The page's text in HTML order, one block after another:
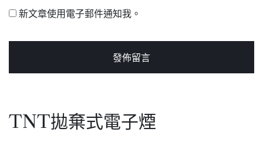
新文章使用電子郵件通知我。
TNT拋棄式電子煙